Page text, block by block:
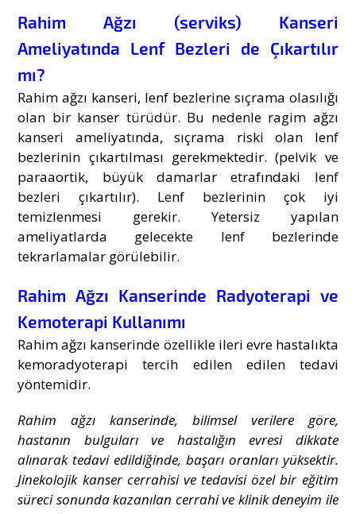
Rahim Ağzı (serviks) Kanseri
Ameliyatında Lenf Bezleri de Çıkartılır
mı?
Rahim ağzı kanseri, lenf bezlerine sıçrama olasılığı
olan bir kanser türüdür. Bu nedenle ragim ağzı
kanseri ameliyatında, sıçrama riski olan lenf
bezlerinin çıkartılması gerekmektedir. (pelvik ve
paraaortik, büyük damarlar etrafındaki lenf
bezleri çıkartılır). Lenf bezlerinin çok iyi
temizlenmesi gerekir. Yetersiz yapılan
ameliyatlarda gelecekte lenf bezlerinde
tekrarlamalar görülebilir.
Rahim Ağzı Kanserinde Radyoterapi ve
Kemoterapi Kullanımı
Rahim ağzı kanserinde özellikle ileri evre hastalıkta
kemoradyoterapi tercih edilen edilen tedavi
yöntemidir.
Rahim ağzı kanserinde, bilimsel verilere göre,
hastanın bulguları ve hastalığın evresi dikkate
alınarak tedavi edildiğinde, başarı oranları yüksektir.
Jinekolojik kanser cerrahisi ve tedavisi özel bir eğitim
süreci sonunda kazanılan cerrahi ve klinik deneyim ile